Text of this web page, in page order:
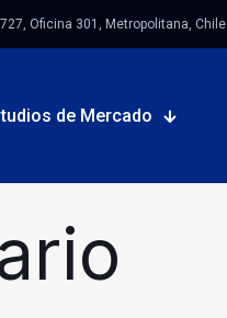
Oficina 301, Metropolitana, Chile
de Mercado